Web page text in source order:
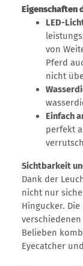
Eigenschaften
LED-
von
Pferd
nicht
Einfach
perfekt
Sichtbarkeit
Dank der
nicht nur
Hingucker.
Belieben
Eyecatcher